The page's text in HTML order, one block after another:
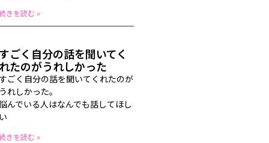
きを読む »
ごく自分の話を聞いてく
たのがうれしかった
ごく自分の話を聞いてくれたのが
れしかった。
んでいる人はなんでも話してほし
きを読む »